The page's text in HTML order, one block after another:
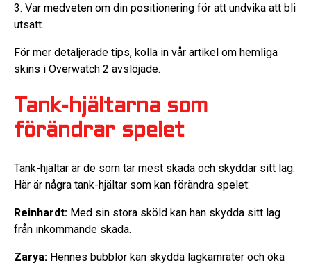
3. Var medveten om din positionering för att undvika att bli
utsatt.
För mer detaljerade tips, kolla in vår artikel om hemliga
skins i Overwatch 2 avslöjade.
Tank-hjältarna som
förändrar spelet
Tank-hjältar är de som tar mest skada och skyddar sitt lag.
Här är några tank-hjältar som kan förändra spelet:
Reinhardt: Med sin stora sköld kan han skydda sitt lag
från inkommande skada.
Zarya: Hennes bubblor kan skydda lagkamrater och öka